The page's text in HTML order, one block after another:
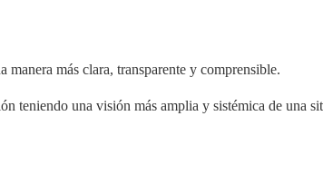
manera más clara, transparente y comprensible.
teniendo una visión más amplia y sistémica de una